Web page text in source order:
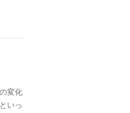
変化
いっ